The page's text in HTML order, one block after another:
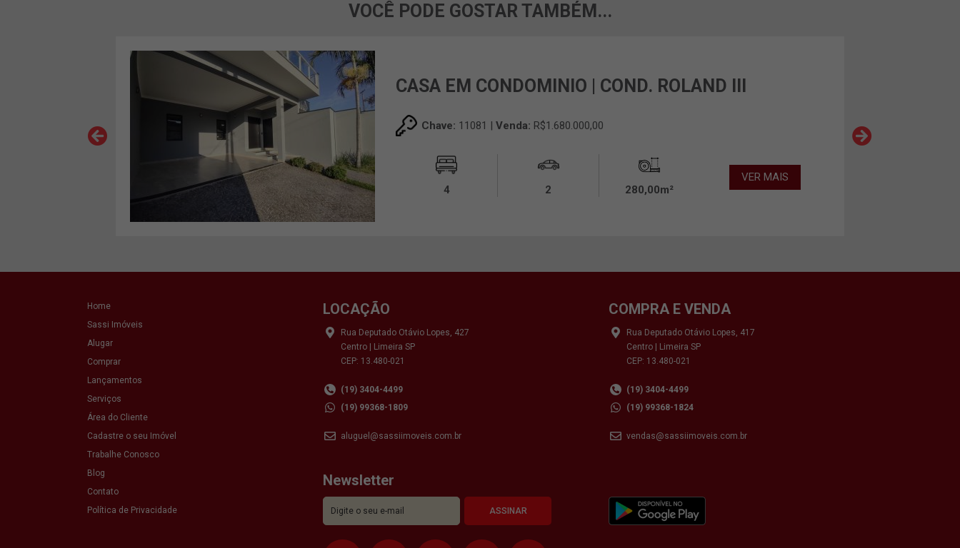
VOCÊ PODE GOSTAR TAMBÉM...
CASA EM CONDOMINIO | COND. ROLAND III
Chave: 11081 |Venda: R$1.680.000,00
4 2 280,00m²
VER MAIS
Home
Sassi Imóveis
Alugar
Comprar
Lançamentos
Serviços
Área do Cliente
Cadastre o seu Imóvel
Trabalhe Conosco
Blog
Contato
Política de Privacidade
LOCAÇÃO
Rua Deputado Otávio Lopes, 427
Centro | Limeira SP
CEP: 13.480-021
(19) 3404-4499
(19) 99368-1809
aluguel@sassiimoveis.com.br
COMPRA E VENDA
Rua Deputado Otávio Lopes, 417
Centro | Limeira SP
CEP: 13.480-021
(19) 3404-4499
(19) 99368-1824
vendas@sassiimoveis.com.br
Newsletter